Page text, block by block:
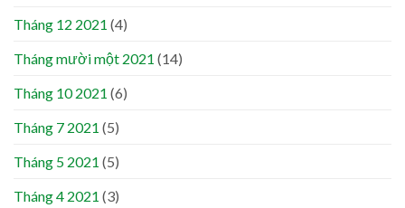
Tháng 12 2021 (4)
Tháng mười một 2021 (14)
Tháng 10 2021 (6)
Tháng 7 2021 (5)
Tháng 5 2021 (5)
Tháng 4 2021 (3)